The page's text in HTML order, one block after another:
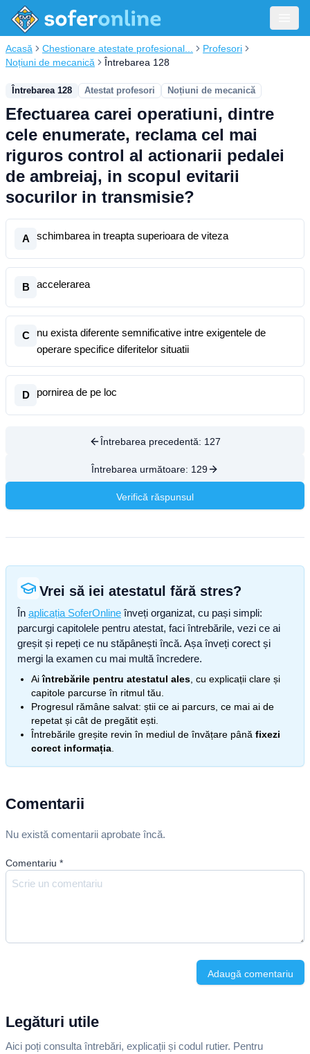
Acasă Chestionare atestate profesional...
Profesori
Noțiuni de mecanică
Întrebarea 128
Întrebarea 128 Atestat profesori Noțiuni de mecanică
Efectuarea carei operatiuni, dintre
cele enumerate, reclama cel mai
riguros control al actionarii pedalei
de ambreiaj, in scopul evitarii
socurilor in transmisie?
A schimbarea in treapta superioara de viteza
B accelerarea
C
nu exista diferente semnificative intre exigentele de
operare specifice diferitelor situatii
D pornirea de pe loc
Întrebarea precedentă: 127
Întrebarea următoare: 129
Verifică răspunsul
Vrei să iei atestatul fără stres?
În aplicația SoferOnline înveți organizat, cu pași simpli:
parcurgi capitolele pentru atestat, faci întrebările, vezi ce ai
greșit și repeți ce nu stăpânești încă. Așa înveți corect și
mergi la examen cu mai multă încredere.
Aiîntrebările pentru atestatul ales , cu explicații clare și
capitole parcurse în ritmul tău.
Progresul rămâne salvat: știi ce ai parcurs, ce mai ai de
repetat și cât de pregătit ești.
Întrebările greșite revin în mediul de învățare până fixezi
corect informația
Comentarii
Nu există comentarii aprobate încă.
Comentariu *
Adaugă comentariu
Legături utile
Aici poți consulta întrebări, explicații și codul rutier. Pentru